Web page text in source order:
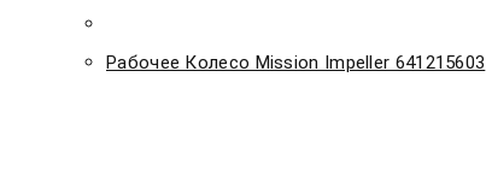
Рабочее Колесо Mission Impeller 641215603